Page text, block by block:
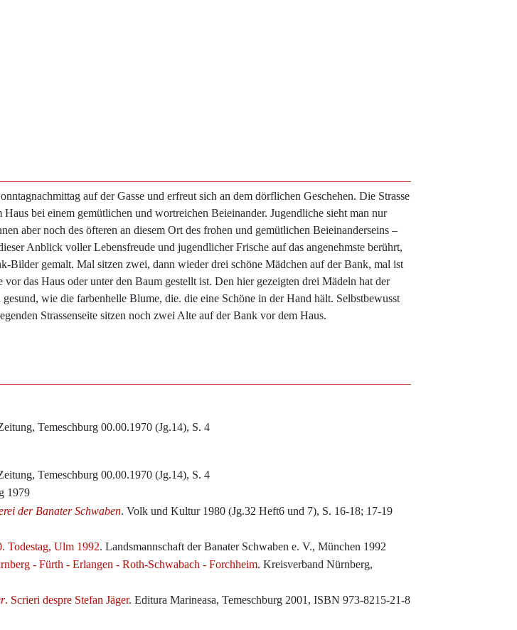
auf der Gasse und erfreut sich an dem dörflichen Geschehen. Die Strasse
bei einem gemütlichen und wortreichen Beieinander. Jugendliche sieht man nur
aber noch des öfteren an diesem Ort des frohen und gemütlichen Beieinanderseins –
Anblick voller Lebensfreude und jugendlicher Frische auf das angenehmste berührt,
Bilder gemalt. Mal sitzen zwei, dann wieder drei schöne Mädchen auf der Bank, mal ist
das Haus oder unter den Baum gestellt ist. Den hier gezeigten drei Mädeln hat der
wie die farbenhelle Blume, die. die eine Schöne in der Hand hält. Selbstbewusst
Strassenseite sitzen noch zwei Alte auf der Bank vor dem Haus.
Temeschburg 00.00.1970 (Jg.14), S. 4
Temeschburg 00.00.1970 (Jg.14), S. 4
1979
der Banater Schwaben. Volk und Kultur 1980 (Jg.32 Heft6 und 7), S. 16-18; 17-19
Todestag, Ulm 1992. Landsmannschaft der Banater Schwaben e. V., München 1992
- Fürth - Erlangen - Roth-Schwabach - Forchheim. Kreisverband Nürnberg,
. Scrieri despre Stefan Jäger. Editura Marineasa, Temeschburg 2001, ISBN 973-8215-21-8